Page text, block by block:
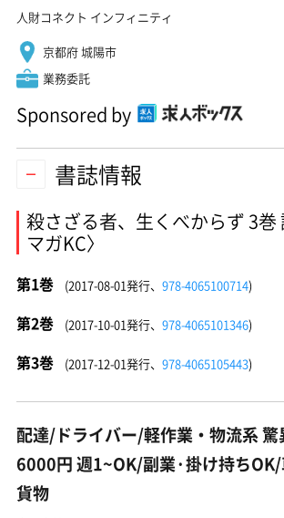
人財コネクト インフィニティ
京都府 城陽市
業務委託
Sponsored by
書誌情報
殺さざる者、生くべからず 3巻
マガKC〉
第1巻 (2017-08-01発行、 978-4065100714)
第2巻 (2017-10-01発行、 978-4065101346)
第3巻 (2017-12-01発行、 978-4065105443)
配達/ドライバー/軽作業・物流系 驚
6000円 週1~OK/副業·掛け持ち
貨物